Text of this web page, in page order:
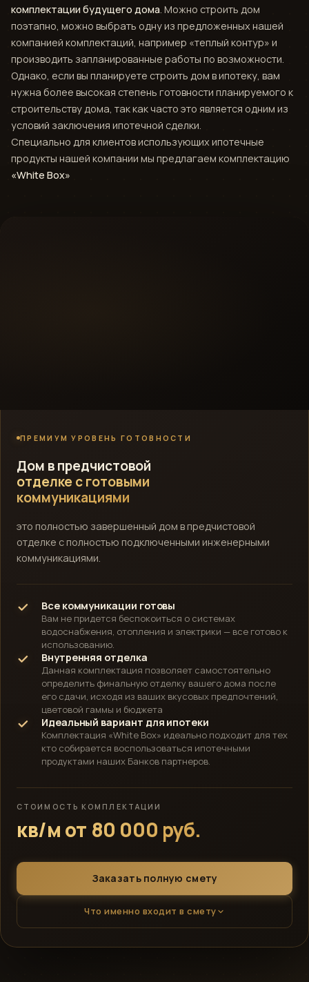
комплектации будущего дома . Можно строить дом
поэтапно, можно выбрать одну из предложенных нашей
компанией комплектаций, например «теплый контур» и
производить запланированные работы по возможности.
Однако, если вы планируете строить дом в ипотеку, вам
нужна более высокая степень готовности планируемого к
строительству дома, так как часто это является одним из
условий заключения ипотечной сделки.
Специально для клиентов использующих ипотечные
продукты нашей компании мы предлагаем комплектацию
«White Box»
ПРЕМИУМ УРОВЕНЬ ГОТОВНОСТИ
Дом в предчистовой
отделке с готовыми
коммуникациями
это полностью завершенный дом в предчистовой
отделке с полностью подключенными инженерными
коммуникациями.
Все коммуникации готовы
Вам не придется беспокоиться о системах
водоснабжения, отопления и электрики — все готово к
использованию.
Внутренняя отделка
Данная комплектация позволяет самостоятельно
определить финальную отделку вашего дома после
его сдачи, исходя из ваших вкусовых предпочтений,
цветовой гаммы и бюджета
Идеальный вариант для ипотеки
Комплектация «White Box» идеально подходит для тех
кто собирается воспользоваться ипотечными
продуктами наших Банков партнеров.
СТОИМОСТЬ КОМПЛЕКТАЦИИ
кв/м от 80 000 руб.
Заказать полную смету
Что именно входит в смету